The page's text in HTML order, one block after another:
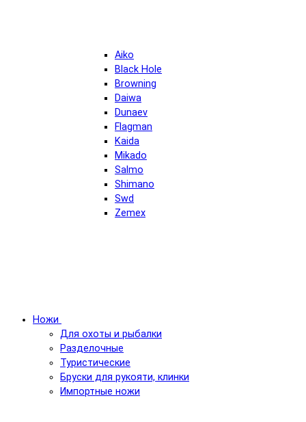
Aiko
Black Hole
Browning
Daiwa
Dunaev
Flagman
Kaida
Mikado
Salmo
Shimano
Swd
Zemex
Ножи
Для охоты и рыбалки
Разделочные
Туристические
Бруски для рукояти, клинки
Импортные ножи